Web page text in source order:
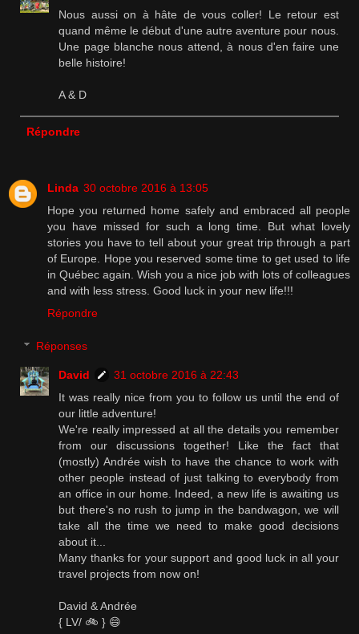
Nous aussi on à hâte de vous coller! Le retour est
quand même le début d'une autre aventure pour nous.
Une page blanche nous attend, à nous d'en faire une
belle histoire!
A & D
Répondre
Linda 30 octobre 2016 à 13:05
Hope you returned home safely and embraced all people
you have missed for such a long time. But what lovely
stories you have to tell about your great trip through a part
of Europe. Hope you reserved some time to get used to life
in Québec again. Wish you a nice job with lots of colleagues
and with less stress. Good luck in your new life!!!
Répondre
Réponses
David
31 octobre 2016 à 22:43
It was really nice from you to follow us until the end of
our little adventure!
We're really impressed at all the details you remember
from our discussions together! Like the fact that
(mostly) Andrée wish to have the chance to work with
other people instead of just talking to everybody from
an office in our home. Indeed, a new life is awaiting us
but there's no rush to jump in the bandwagon, we will
take all the time we need to make good decisions
about it...
Many thanks for your support and good luck in all your
travel projects from now on!
David & Andrée
{ LV/ 🚲 } 😄